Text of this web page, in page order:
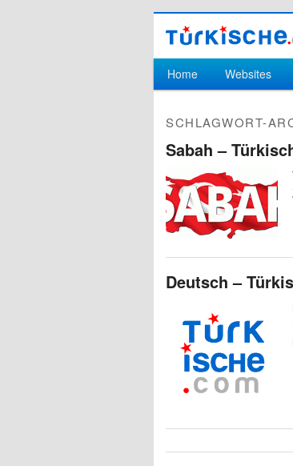
Hauptmenü
Zum Inhalt wechseln
Zum sekundären Inhalt
Home Websites
SCHLAGWORT-
Sabah –
Deutsch –